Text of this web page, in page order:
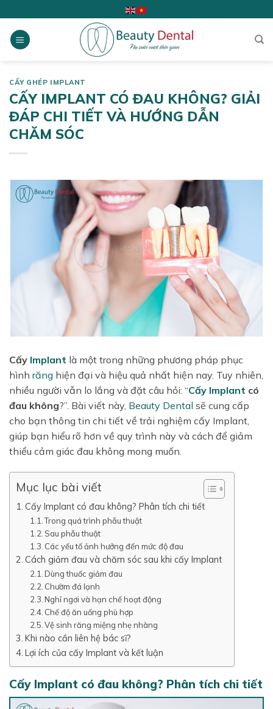
to
content
CẤY GHÉP IMPLANT
CẤY IMPLANT CÓ ĐAU KHÔNG? GIẢI
ĐÁP CHI TIẾT VÀ HƯỚNG DẪN
CHĂM SÓC
Cấy Implant là một trong những phương pháp phục
hình răng hiện đại và hiệu quả nhất hiện nay. Tuy nhiên,
nhiều người vẫn lo lắng và đặt câu hỏi: “Cấy Implant có
đau không?”. Bài viết này, Beauty Dental sẽ cung cấp
cho bạn thông tin chi tiết về trải nghiệm cấy Implant,
giúp bạn hiểu rõ hơn về quy trình này và cách để giảm
thiểu cảm giác đau không mong muốn.
Mục lục bài viết
Cấy Implant có đau không? Phân tích chi tiết
Trong quá trình phẫu thuật
Sau phẫu thuật
Các yếu tố ảnh hưởng đến mức độ đau
Cách giảm đau và chăm sóc sau khi cấy Implant
Dùng thuốc giảm đau
Chườm đá lạnh
Nghỉ ngơi và hạn chế hoạt động
Chế độ ăn uống phù hợp
Vệ sinh răng miệng nhẹ nhàng
Khi nào cần liên hệ bác sĩ?
Lợi ích của cấy Implant và kết luận
Cấy Implant có đau không? Phân tích chi tiết